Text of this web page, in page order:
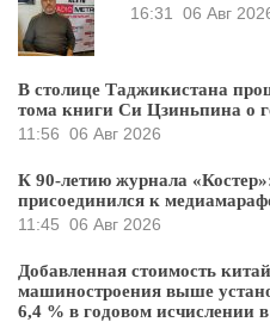
16:31
06 Авг
В столице Таджикистана
тома книги Си Цзиньпина о
11:56 06 Авг 2026
К 90-летию журнала
присоединился к
11:45 06 Авг 2026
Добавленная стоимость
машиностроения выше
6,4 % в годовом исчислении